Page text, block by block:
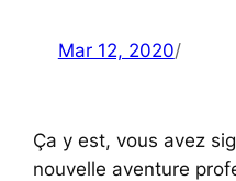
Mar 12, 2020/
Ça y est, vous avez
nouvelle aventure